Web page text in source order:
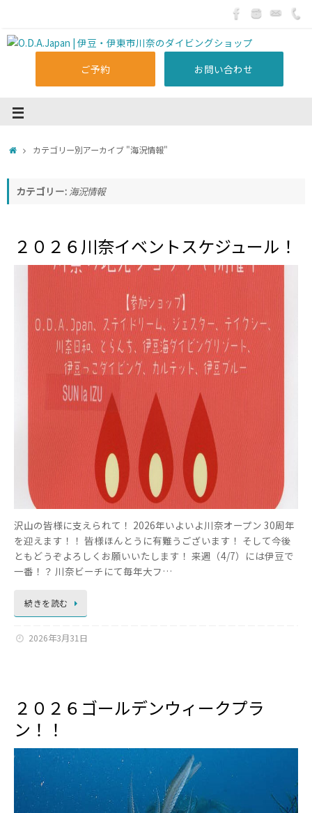
ご予約 お問い合わせ
カテゴリー別アーカイブ "海況情報"
カテゴリー: 海況情報
２０２６川奈イベントスケジュール！
沢山の皆様に支えられて！ 2026年いよいよ川奈オープン 30周年
を迎えます！！ 皆様ほんとうに有難うございます！ そして今後
ともどうぞよろしくお願いいたします！ 来週（4/7）には伊豆で
一番！？ 川奈ビーチにて毎年大フ…
続きを読む
2026年3月31日
２０２６ゴールデンウィークプラ
ン！！